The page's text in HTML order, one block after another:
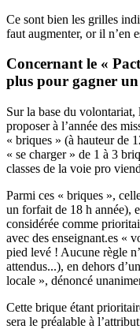
Ce sont bien les grilles
faut augmenter, or il n’en
Concernant le «
plus pour gagner
Sur la base du volontariat,
proposer à l’année des
« briques » (à hauteur de
« se charger » de 1 à 3
classes de la voie pro
Parmi ces « briques »,
un forfait de 18 h année),
considérée comme
avec des enseignant.es «
pied levé ! Aucune règle
attendus...), en dehors
locale », dénoncé
Cette brique étant
sera le préalable à